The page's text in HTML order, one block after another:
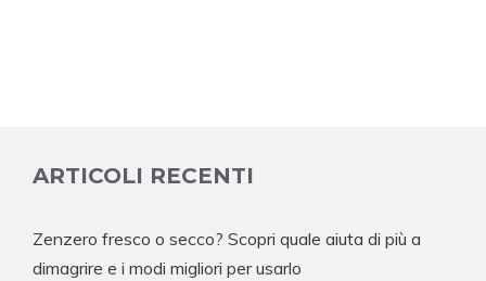
ARTICOLI RECENTI
Zenzero fresco o secco? Scopri quale aiuta di più a
dimagrire e i modi migliori per usarlo